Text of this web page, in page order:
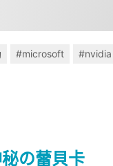
#microsoft #nvidia
の蕾貝卡